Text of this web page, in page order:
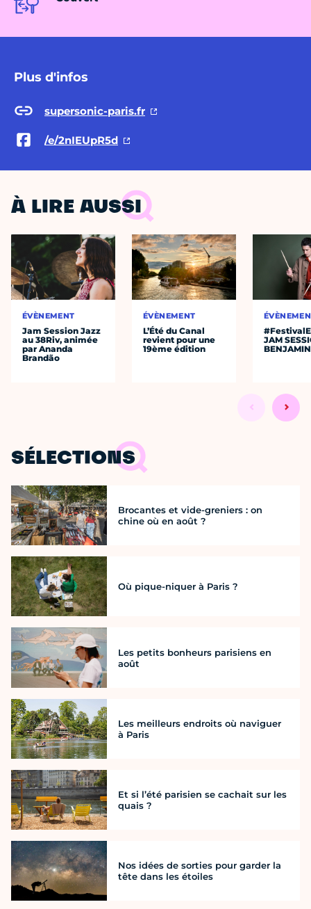
Plus d'infos
supersonic-paris.fr
/e/2nIEUpR5d
À LIRE AUSSI
ÉVÈNEMENT
Jam Session Jazz
au 38Riv, animée
par Ananda
Brandão
ÉVÈNEMENT
L’Été du Canal
revient pour une
19ème édition
JAM
SÉLECTIONS
Brocantes et vide-greniers : on
chine où en août ?
Où pique-niquer à Paris ?
Les petits bonheurs parisiens en
août
Les meilleurs endroits où naviguer
à Paris
Et si l’été parisien se cachait sur les
quais ?
Nos idées de sorties pour garder la
tête dans les étoiles